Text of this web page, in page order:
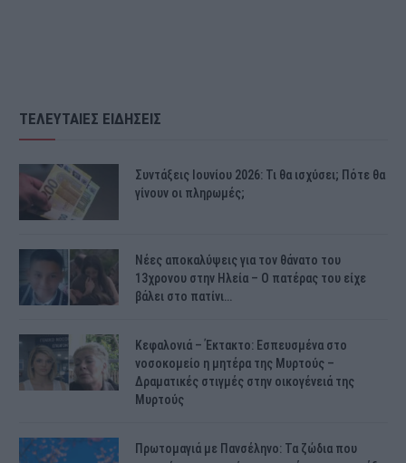
ΤΕΛΕΥΤΑΙΕΣ ΕΙΔΗΣΕΙΣ
Συντάξεις Ιουνίου 2026: Τι θα ισχύσει; Πότε θα
γίνουν οι πληρωμές;
Νέες αποκαλύψεις για τον θάνατο του
13χρονου στην Ηλεία – Ο πατέρας του είχε
βάλει στο πατίνι…
Κεφαλονιά – Έκτακτο: Εσπευσμένα στο
νοσοκομείο η μητέρα της Μυρτούς –
Δραματικές στιγμές στην οικογένειά της
Μυρτούς
Πρωτομαγιά με Πανσέληνο: Τα ζώδια που